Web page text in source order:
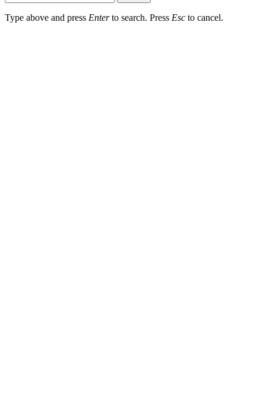
Type above and press Enterto search. Press Esc to cancel.